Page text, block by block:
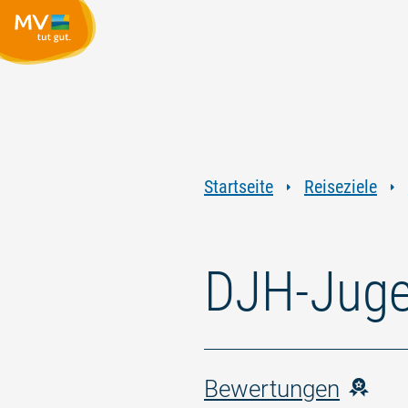
Startseite Reiseziele
DJH-
Bewertungen